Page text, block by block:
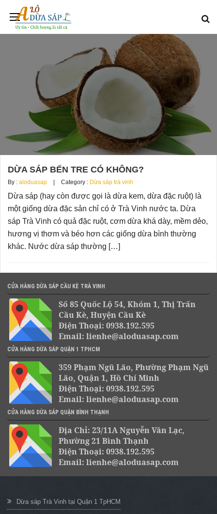
DỪA SÁP BẾN TRE CÓ KHÔNG?
By : aloduasap Category : Dừa sáp trà vinh
Dừa sáp (hay còn được gọi là dừa kem, dừa đặc ruột) là
một giống dừa đặc sản chỉ có ở Trà Vinh nước ta. Dừa
sáp Trà Vinh có quả đặc ruột, cơm dừa khá dày, mềm dẻo,
hương vị thơm và béo hơn các giống dừa bình thường
khác. Nước dừa sáp thường […]
CỬA HÀNG DỪA SÁP CẦU KÈ TRÀ VINH
Số 85 Quốc Lộ 54, Khóm 1, Thị Trấn
Cầu Kè, Huyện Cầu Kè
Điện Thoại: 0938.192.595
Email: lienhe@aloduasap.com
CỬA HÀNG DỪA SÁP QUẬN 1 TPHCM
359 Phạm Ngũ Lão, Phường Phạm Ngũ
Lão, Quận 1, Hồ Chí Minh
Điện Thoại: 0938.192.595
Email: lienhe@aloduasap.com
CỬA HÀNG DỪA SÁP QUẬN BÌNH THẠNH
Địa Chỉ: 23/11A Nguyễn Văn Lạc,
Phường 21 Bình Thạnh
Điện Thoại: 0938.192.595
Email: lienhe@aloduasap.com
Dừa sáp Trà Vinh tại Quận 1 TpHCM